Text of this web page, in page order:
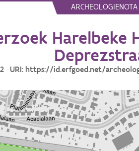
ARCHEOLOGIENOTA
Harelbeke
URI: https://id.erfgoed.net/